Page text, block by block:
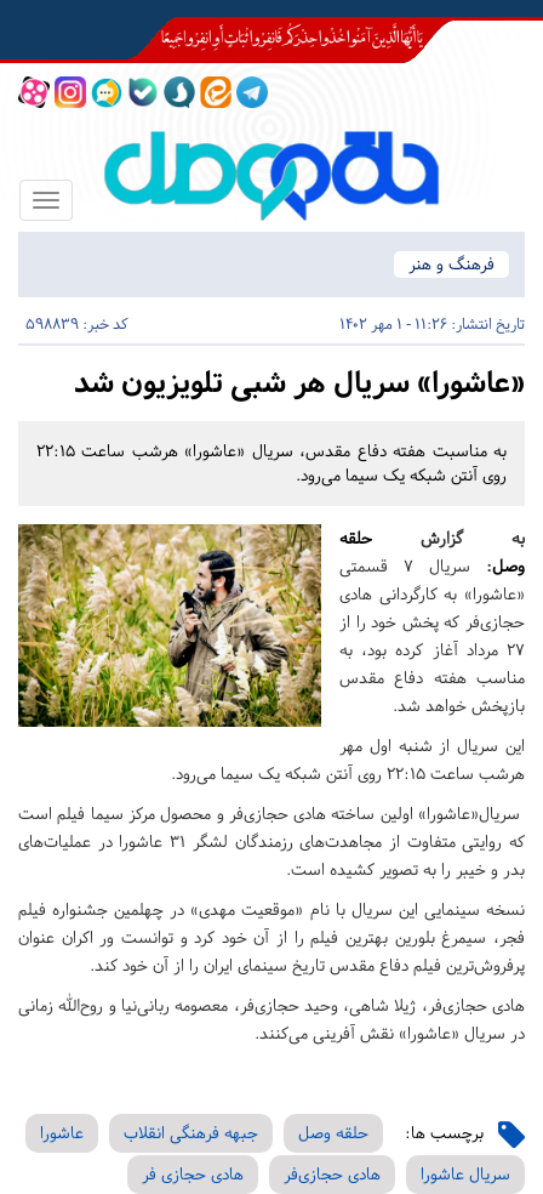
Toggle
فرهنگ و هنر
تاریخ انتشار: 11:26 - 1 مهر 1402 کد خبر: 598839
«عاشورا» سریال هر شبی تلویزیون شد
به مناسبت هفته دفاع مقدس، سریال «عاشورا» هرشب ساعت ۲۲:۱۵
روی آنتن شبکه یک سیما می‌رود.
به گزارش حلقه
وصل:
سریال 7 قسمتی
«عاشورا» به کارگردانی هادی
حجازی‌فر که پخش خود را از
27 مرداد آغاز کرده بود، به
مناسب هفته دفاع مقدس
بازپخش خواهد شد.
این سریال از شنبه اول مهر
هرشب ساعت 22:15 روی آنتن شبکه یک سیما می‌رود.
سریال«عاشورا» اولین ساخته هادی حجازی‌فر و محصول مرکز سیما فیلم است
که روایتی متفاوت از مجاهدت‌های رزمندگان لشگر 31 عاشورا در عملیات‌های
بدر و خیبر را به تصویر کشیده است.
نسخه سینمایی این سریال با نام «موقعیت مهدی» در چهلمین جشنواره فیلم
فجر، سیمرغ بلورین بهترین فیلم را از آن خود کرد و توانست ور اکران عنوان
پرفروش‌ترین فیلم دفاع مقدس تاریخ سینمای ایران را از آن خود کند.
هادی حجازی‌فر، ژیلا شاهی، وحید حجازی‌فر، معصومه ربانی‌نیا و روح‌الله زمانی
در سریال «عاشورا» نقش آفرینی می‌کنند.
برچسب ها: حلقه وصل جبهه فرهنگی انقلاب
عاشورا
سریال عاشورا
هادی حجازی‌فر
هادی حجازی‌ فر